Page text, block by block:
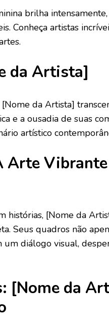
brilha
Conheça artistas
da Artista]
da Artista]
e a ousadia de suas
artístico
Arte
histórias, [Nome da
Seus quadros não
diálogo visual,
[Nome da